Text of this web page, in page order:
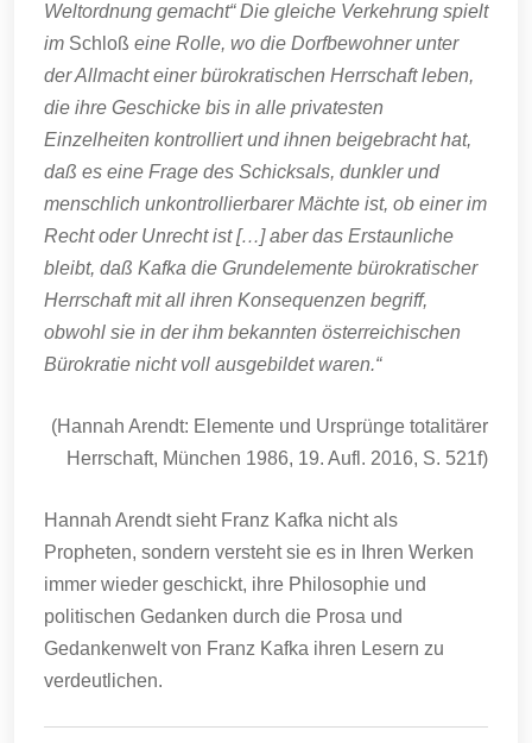
Weltordnung gemacht“ Die gleiche Verkehrung spielt
im Schloß eine Rolle, wo die Dorfbewohner unter
der Allmacht einer bürokratischen Herrschaft leben,
die ihre Geschicke bis in alle privatesten
Einzelheiten kontrolliert und ihnen beigebracht hat,
daß es eine Frage des Schicksals, dunkler und
menschlich unkontrollierbarer Mächte ist, ob einer im
Recht oder Unrecht ist […] aber das Erstaunliche
bleibt, daß Kafka die Grundelemente bürokratischer
Herrschaft mit all ihren Konsequenzen begriff,
obwohl sie in der ihm bekannten österreichischen
Bürokratie nicht voll ausgebildet waren.“
(Hannah Arendt: Elemente und Ursprünge totalitärer
Herrschaft, München 1986, 19. Aufl. 2016, S. 521f)
Hannah Arendt sieht Franz Kafka nicht als
Propheten, sondern versteht sie es in Ihren Werken
immer wieder geschickt, ihre Philosophie und
politischen Gedanken durch die Prosa und
Gedankenwelt von Franz Kafka ihren Lesern zu
verdeutlichen.